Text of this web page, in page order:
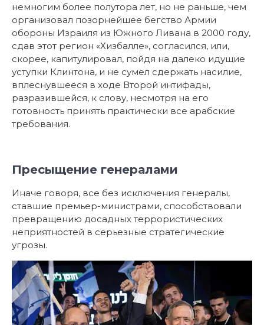
немногим более полутора лет, но не раньше, чем
организовал позорнейшее бегство Армии
обороны Израиля из Южного Ливана в 2000 году,
сдав этот регион «Хизбалле», согласился, или,
скорее, капитулировал, пойдя на далеко идущие
уступки Клинтона, и не сумел сдержать насилие,
вплеснувшееся в ходе Второй интифады,
разразившейся, к слову, несмотря на его
готовность принять практически все арабские
требования.
Пресыщение генералами
Иначе говоря, все без исключения генералы,
ставшие премьер-министрами, способствовали
превращению досадных террористических
неприятностей в серьезные стратегические
угрозы.